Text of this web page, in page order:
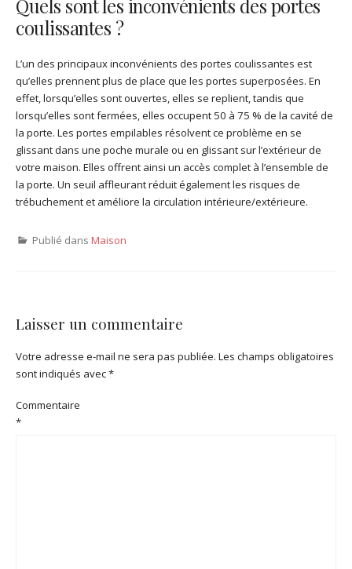
Quels sont les inconvénients des portes
coulissantes ?
L’un des principaux inconvénients des portes coulissantes est
qu’elles prennent plus de place que les portes superposées. En
effet, lorsqu’elles sont ouvertes, elles se replient, tandis que
lorsqu’elles sont fermées, elles occupent 50 à 75 % de la cavité de
la porte. Les portes empilables résolvent ce problème en se
glissant dans une poche murale ou en glissant sur l’extérieur de
votre maison. Elles offrent ainsi un accès complet à l’ensemble de
la porte. Un seuil affleurant réduit également les risques de
trébuchement et améliore la circulation intérieure/extérieure.
Publié dans Maison
Laisser un commentaire
Votre adresse e-mail ne sera pas publiée. Les champs obligatoires
sont indiqués avec*
Commentaire
*